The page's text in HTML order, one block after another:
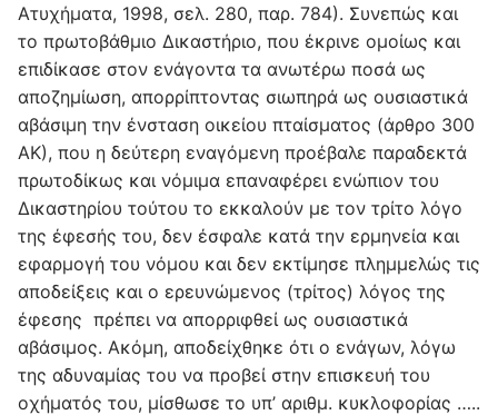
Ατυχήματα, 1998, σελ. 280, παρ. 784). Συνεπώς και
το πρωτοβάθμιο Δικαστήριο, που έκρινε ομοίως και
επιδίκασε στον ενάγοντα τα ανωτέρω ποσά ως
αποζημίωση, απορρίπτοντας σιωπηρά ως ουσιαστικά
αβάσιμη την ένσταση οικείου πταίσματος (άρθρο 300
ΑΚ), που η δεύτερη εναγόμενη προέβαλε παραδεκτά
πρωτοδίκως και νόμιμα επαναφέρει ενώπιον του
Δικαστηρίου τούτου το εκκαλούν με τον τρίτο λόγο
της έφεσής του, δεν έσφαλε κατά την ερμηνεία και
εφαρμογή του νόμου και δεν εκτίμησε πλημμελώς τις
αποδείξεις και ο ερευνώμενος (τρίτος) λόγος της
έφεσης πρέπει να απορριφθεί ως ουσιαστικά
αβάσιμος. Ακόμη, αποδείχθηκε ότι ο ενάγων, λόγω
της αδυναμίας του να προβεί στην επισκευή του
οχήματός του, μίσθωσε το υπ’ αριθμ. κυκλοφορίας …..